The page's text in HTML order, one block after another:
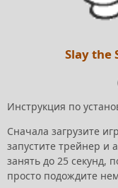
Slay the
Инструкция по
Сначала загрузите
запустите трейнер и
занять до 25 секунд,
просто подождите